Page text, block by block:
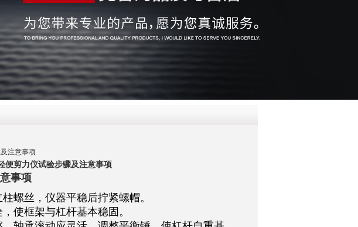
在线咨
QQ
注意事项
便剪力仪试验步骤及注意事项
事项
螺丝，仪器平稳后拧紧螺帽。
使框架与杠杆基本稳固。